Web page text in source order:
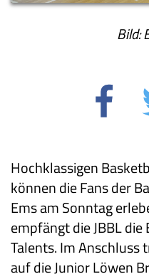
Bild:
Hochklassigen
können die Fans der
Ems am Sonntag
empfängt die JBBL die
Talents. Im Anschluss
auf die Junior Löwen